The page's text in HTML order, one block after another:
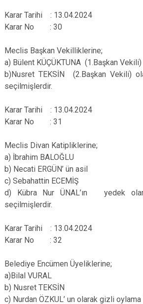
Karar Tarihi : 13.04.2024
Karar No : 30
Meclis Başkan Vekilliklerine;
a) Bülent KÜÇÜKTUNA (1.Başkan Vekili)
b)Nusret TEKSİN (2.Başkan Vekili)
seçilmişlerdir.
Karar Tarihi : 13.04.2024
Karar No : 31
Meclis Divan Katipliklerine;
a) İbrahim BALOĞLU
b) Necati ERGÜN’ ün asil
c) Sebahattin ECEMİŞ
d) Kübra Nur ÜNAL’ın yedek
seçilmişlerdir.
Karar Tarihi : 13.04.2024
Karar No : 32
Belediye Encümen Üyeliklerine;
a)Bilal VURAL
b) Nusret TEKSİN
c) Nurdan ÖZKUL’ un olarak gizli